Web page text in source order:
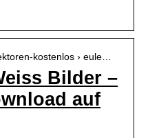
kostenlos › eule…
Bilder –
auf